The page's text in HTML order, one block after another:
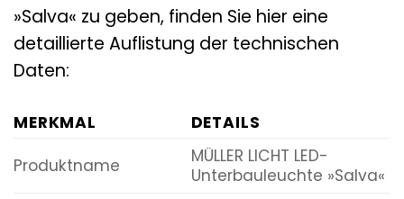
»Salva« zu geben, finden Sie hier eine
detaillierte Auflistung der technischen
Daten:
MERKMAL
DETAILS
Produktname
MÜLLER LICHT LED-
Unterbauleuchte »Salva«